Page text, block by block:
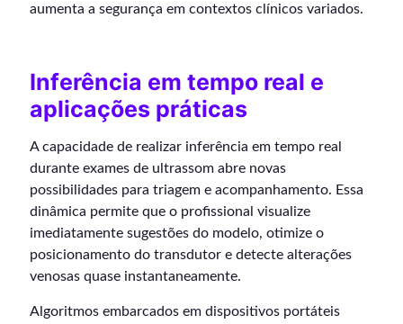
aumenta a segurança em contextos clínicos variados.
Inferência em tempo real e
aplicações práticas
A capacidade de realizar inferência em tempo real
durante exames de ultrassom abre novas
possibilidades para triagem e acompanhamento. Essa
dinâmica permite que o profissional visualize
imediatamente sugestões do modelo, otimize o
posicionamento do transdutor e detecte alterações
venosas quase instantaneamente.
Algoritmos embarcados em dispositivos portáteis